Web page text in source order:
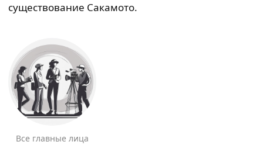
существование Сакамото.
Все главные лица